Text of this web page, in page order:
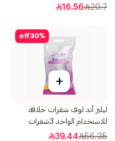
1صندوق
20.7
16.56
30%
off
+
ليليز أند لوف شفرات حلاقة
للاستخدام الواحد 3شفرات
12قطعة
56.35
39.44